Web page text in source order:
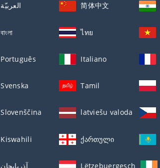
العربيّة 简体中文
বাংলা ไทย
Português Italiano
Svenska Tamil
Slovenščina latviešu valoda
Kiswahili ქართული
آذربايجان Lëtzebuergesch